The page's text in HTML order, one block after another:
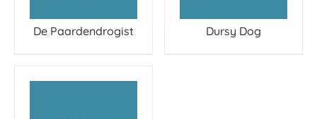
De Paardendrogist Dursy Dog